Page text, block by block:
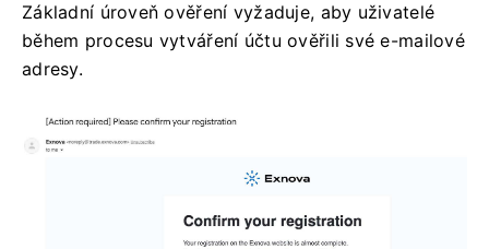
Základní úroveň ověření vyžaduje, aby uživatelé
během procesu vytváření účtu ověřili své e-mailové
adresy.